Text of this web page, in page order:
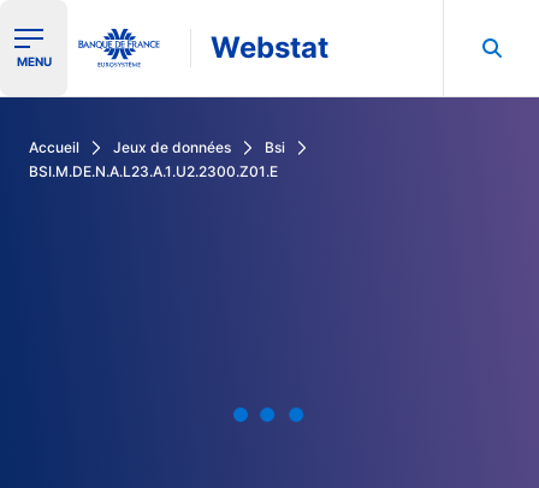
Ouvrir le menu de navigation
MENU Webstat
Accueil Jeux de données
Bsi
BSI.M.DE.N.A.L23.A.1.U2.2300.Z01.E